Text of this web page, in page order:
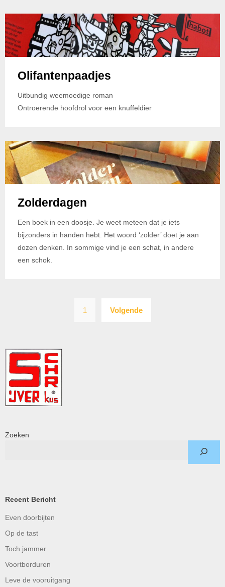
Olifantenpaadjes
Uitbundig weemoedige roman
Ontroerende hoofdrol voor een knuffeldier
Zolderdagen
Een boek in een doosje. Je weet meteen dat je iets
bijzonders in handen hebt. Het woord ‘zolder’ doet je aan
dozen denken. In sommige vind je een schat, in andere
een schok.
paginering
1 Volgende
Zoeken
Recent Bericht
Even doorbijten
Op de tast
Toch jammer
Voortborduren
Leve de vooruitgang